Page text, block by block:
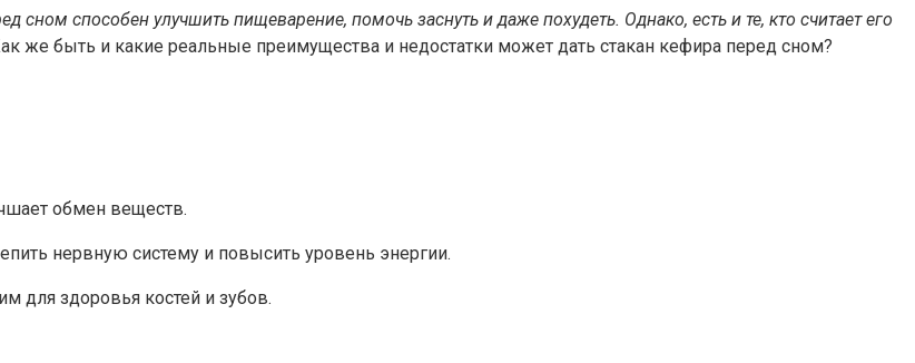
сном способен улучшить пищеварение, помочь заснуть и даже похудеть. Однако, есть и те, кто считает его
же быть и какие реальные преимущества и недостатки может дать стакан кефира перед сном?
обмен веществ.
нервную систему и повысить уровень энергии.
для здоровья костей и зубов.